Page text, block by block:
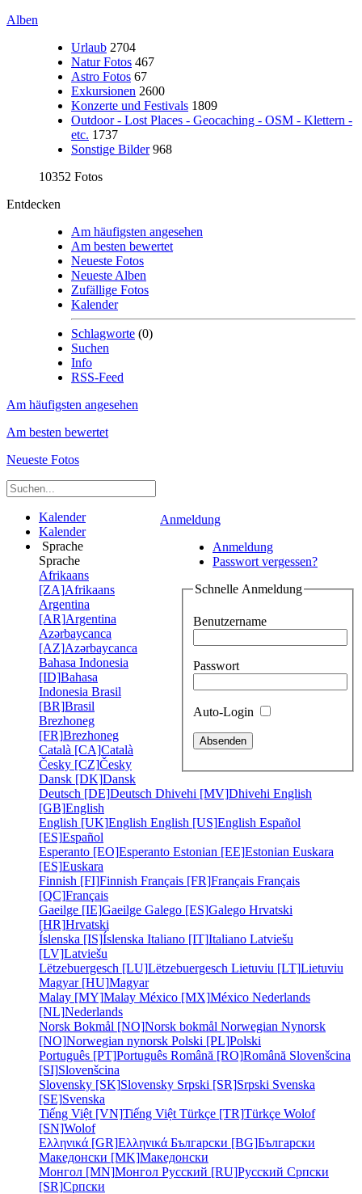
Alben
Urlaub 2704
Natur Fotos 467
Astro Fotos 67
Exkursionen 2600
Konzerte und Festivals 1809
Outdoor - Lost Places - Geocaching - OSM - Klettern -
etc. 1737
Sonstige Bilder 968
10352 Fotos
Entdecken
Am häufigsten angesehen
Am besten bewertet
Neueste Fotos
Neueste Alben
Zufällige Fotos
Kalender
Schlagworte (0)
Suchen
Info
RSS-Feed
Am häufigsten angesehen
Am besten bewertet
Neueste Fotos
Anmeldung
Anmeldung
Passwort vergessen?
Schnelle Anmeldung
Benutzername
Passwort
Auto-Login
Kalender
Kalender
Sprache
Sprache
Afrikaans
[ZA]Afrikaans
Argentina
[AR]Argentina
Azərbaycanca
[AZ]Azərbaycanca
Bahasa Indonesia
[ID]Bahasa
Indonesia Brasil
[BR]Brasil
Brezhoneg
[FR]Brezhoneg
Català [CA]Català
Česky [CZ]Česky
Dansk [DK]Dansk
Deutsch [DE]Deutsch Dhivehi [MV]Dhivehi English
[GB]English
English [UK]English English [US]English Español
[ES]Español
Esperanto [EO]Esperanto Estonian [EE]Estonian Euskara
[ES]Euskara
Finnish [FI]Finnish Français [FR]Français Français
[QC]Français
Gaeilge [IE]Gaeilge Galego [ES]Galego Hrvatski
[HR]Hrvatski
Íslenska [IS]Íslenska Italiano [IT]Italiano Latviešu
[LV]Latviešu
Lëtzebuergesch [LU]Lëtzebuergesch Lietuviu [LT]Lietuviu
Magyar [HU]Magyar
Malay [MY]Malay México [MX]México Nederlands
[NL]Nederlands
Norsk Bokmål [NO]Norsk bokmål Norwegian Nynorsk
[NO]Norwegian nynorsk Polski [PL]Polski
Português [PT]Português Română [RO]Română Slovenšcina
[SI]Slovenšcina
Slovensky [SK]Slovensky Srpski [SR]Srpski Svenska
[SE]Svenska
Tiếng Việt [VN]Tiếng Việt Türkçe [TR]Türkçe Wolof
[SN]Wolof
Ελληνικά [GR]Ελληνικά Български [BG]Български
Македонски [MK]Македонски
Монгол [MN]Монгол Русский [RU]Русский Српски
[SR]Српски